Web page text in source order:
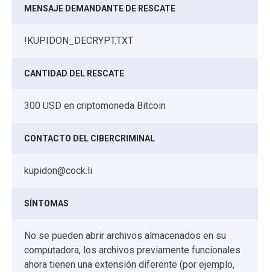
MENSAJE DEMANDANTE DE RESCATE
!KUPIDON_DECRYPT.TXT
CANTIDAD DEL RESCATE
300 USD en criptomoneda Bitcoin
CONTACTO DEL CIBERCRIMINAL
kupidon@cock.li
SÍNTOMAS
No se pueden abrir archivos almacenados en su
computadora, los archivos previamente funcionales
ahora tienen una extensión diferente (por ejemplo,